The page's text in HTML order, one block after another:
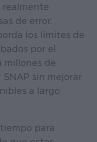
de error.
los límites de
por el
millones de
sin mejorar
a largo
para